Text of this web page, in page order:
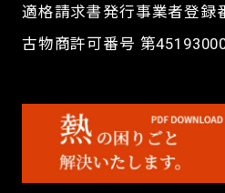
適格請求書発行事業者登録
古物商許可番号 第